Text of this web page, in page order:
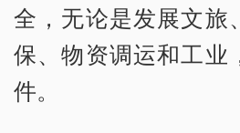
全，无论是发展文旅
保、物资调运和工业
件。